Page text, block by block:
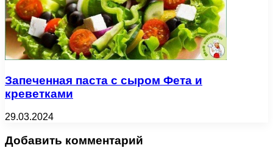
Запеченная паста с сыром Фета и
креветками
29.03.2024
Добавить комментарий